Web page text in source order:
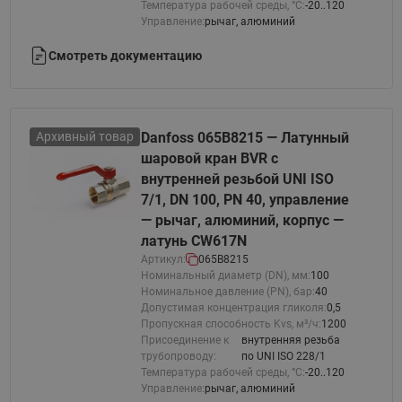
Температура рабочей среды, °С:-20..120
Управление:рычаг, алюминий
Смотреть документацию
Архивный товар
Danfoss 065B8215 — Латунный
шаровой кран BVR с
внутренней резьбой UNI ISO
7/1, DN 100, PN 40, управление
— рычаг, алюминий, корпус —
латунь CW617N
Артикул:
065B8215
Номинальный диаметр (DN), мм:100
Номинальное давление (PN), бар:40
Допустимая концентрация гликоля:0,5
Пропускная способность Kvs, м³/ч:1200
Присоединение к
трубопроводу:
внутренняя резьба
по UNI ISO 228/1
Температура рабочей среды, °С:-20..120
Управление:рычаг, алюминий